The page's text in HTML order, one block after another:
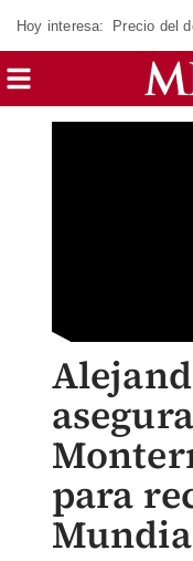
Hoy interesa: Precio del
para